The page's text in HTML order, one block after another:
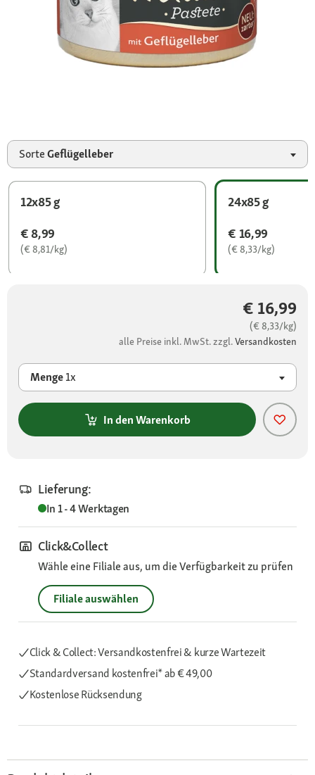
SorteGeflügelleber
12x85 g
€ 8,99
(€ 8,81/kg)
24x85 g
€ 16,99
(€ 8,33/kg)
€ 16,99
(€ 8,33/kg)
alle Preise inkl. MwSt. zzgl.Versandkosten
Menge1x
In den Warenkorb
Lieferung:
In 1 - 4 Werktagen
Click&Collect
Wähle eine Filiale aus, um die Verfügbarkeit zu prüfen
Filiale auswählen
Click & Collect: Versandkostenfrei & kurze Wartezeit
Standardversand kostenfrei*ab € 49,00
Kostenlose Rücksendung